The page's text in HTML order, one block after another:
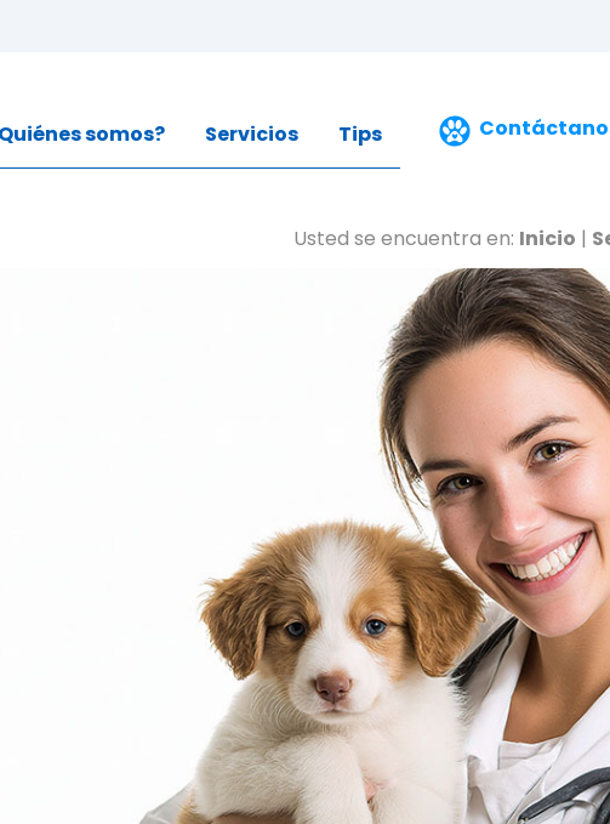
somos? Servicios Tips
Usted se encuentra en: Inicio |